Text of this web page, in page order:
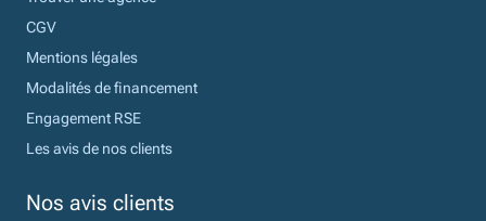
CGV
Mentions légales
Modalités de financement
Engagement RSE
Les avis de nos clients
Nos avis clients